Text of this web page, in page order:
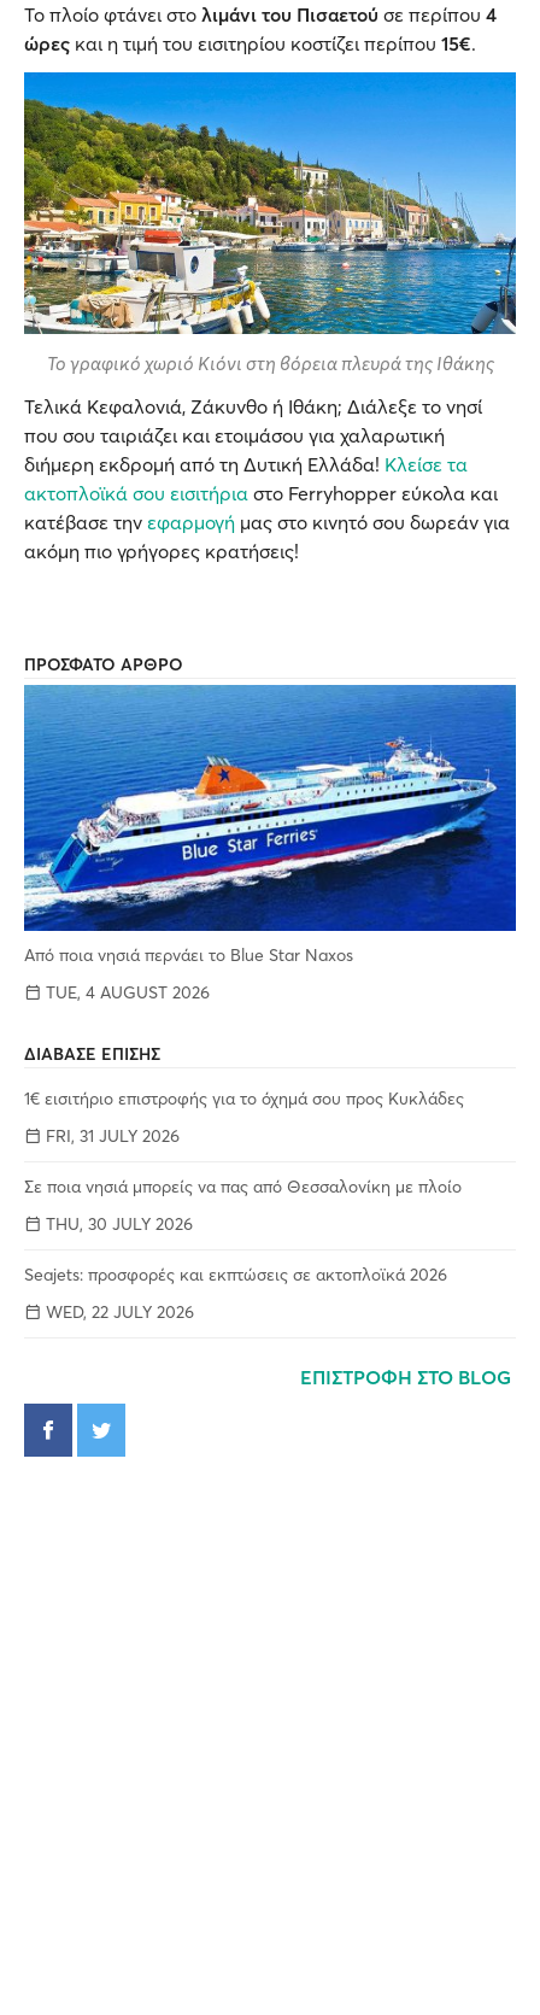
Το πλοίο φτάνει στο λιμάνι του Πισαετού σε περίπου 4
ώρες και η τιμή του εισιτηρίου κοστίζει περίπου 15€.
Το γραφικό χωριό Κιόνι στη βόρεια πλευρά της Ιθάκης
Τελικά Κεφαλονιά, Ζάκυνθο ή Ιθάκη; Διάλεξε το νησί
που σου ταιριάζει και ετοιμάσου για χαλαρωτική
διήμερη εκδρομή από τη Δυτική Ελλάδα! Κλείσε τα
ακτοπλοϊκά σου εισιτήρια στο Ferryhopper εύκολα και
κατέβασε την εφαρμογή μας στο κινητό σου δωρεάν για
ακόμη πιο γρήγορες κρατήσεις!
ΠΡΟΣΦΑΤΟ ΑΡΘΡΟ
Από ποια νησιά περνάει το Blue Star Naxos
TUE, 4 AUGUST 2026
ΔΙΑΒΑΣΕ ΕΠΙΣΗΣ
1€ εισιτήριο επιστροφής για το όχημά σου προς Κυκλάδες
FRI, 31 JULY 2026
Σε ποια νησιά μπορείς να πας από Θεσσαλονίκη με πλοίο
THU, 30 JULY 2026
Seajets: προσφορές και εκπτώσεις σε ακτοπλοϊκά 2026
WED, 22 JULY 2026
ΕΠΙΣΤΡΟΦΗ ΣΤΟ BLOG